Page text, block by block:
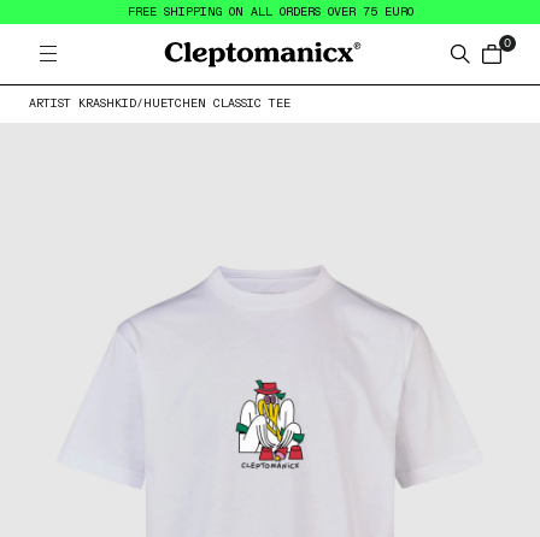
FREE SHIPPING ON ALL ORDERS OVER 75 EURO
Open menu
Cleptomanicx
Search
0
items
ARTIST KRASHKID/ HUETCHEN CLASSIC TEE